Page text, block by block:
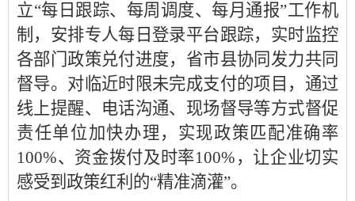
立“每日跟踪、每周调度、每月通报”工作机
制，安排专人每日登录平台跟踪，实时监控
各部门政策兑付进度，省市县协同发力共同
督导。对临近时限未完成支付的项目，通过
线上提醒、电话沟通、现场督导等方式督促
责任单位加快办理，实现政策匹配准确率
100%、资金拨付及时率100%，让企业切实
感受到政策红利的“精准滴灌”。